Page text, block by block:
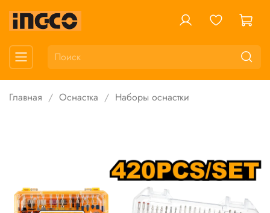
Главная Оснастка Наборы оснастки